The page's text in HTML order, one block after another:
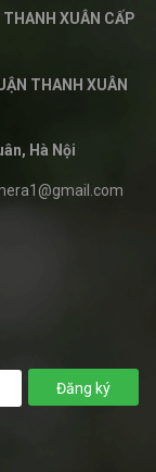
XUÂN CẤP
THANH XUÂN
Hà Nội
Đăng ký